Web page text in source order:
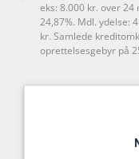
eks: 8.000 kr. over 24
24,87%. Mdl. ydelse:
kr. Samlede
oprettelsesgebyr på